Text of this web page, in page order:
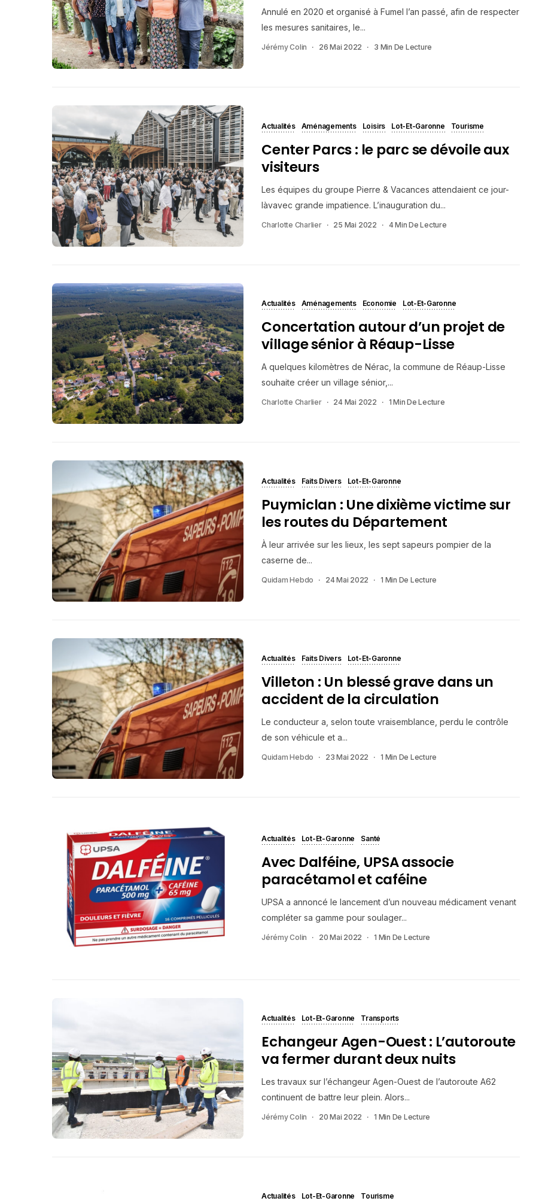
Annulé en 2020 et organisé à Fumel l’an passé, afin de respecter
les mesures sanitaires, le...
Jérémy Colin 26 Mai 2022 3 Min De Lecture
Actualités Aménagements Loisirs Lot-Et-Garonne Tourisme
Center Parcs : le parc se dévoile aux
visiteurs
Les équipes du groupe Pierre & Vacances attendaient ce jour-
làvavec grande impatience. L’inauguration du...
Charlotte Charlier 25 Mai 2022 4 Min De Lecture
Actualités Aménagements Economie Lot-Et-Garonne
Concertation autour d’un projet de
village sénior à Réaup-Lisse
A quelques kilomètres de Nérac, la commune de Réaup-Lisse
souhaite créer un village sénior,...
Charlotte Charlier 24 Mai 2022 1 Min De Lecture
Actualités Faits Divers Lot-Et-Garonne
Puymiclan : Une dixième victime sur
les routes du Département
À leur arrivée sur les lieux, les sept sapeurs pompier de la
caserne de...
Quidam Hebdo 24 Mai 2022 1 Min De Lecture
Actualités Faits Divers Lot-Et-Garonne
Villeton : Un blessé grave dans un
accident de la circulation
Le conducteur a, selon toute vraisemblance, perdu le contrôle
de son véhicule et a...
Quidam Hebdo 23 Mai 2022 1 Min De Lecture
Actualités Lot-Et-Garonne Santé
Avec Dalféine, UPSA associe
paracétamol et caféine
UPSA a annoncé le lancement d’un nouveau médicament venant
compléter sa gamme pour soulager...
Jérémy Colin 20 Mai 2022 1 Min De Lecture
Actualités Lot-Et-Garonne Transports
Echangeur Agen-Ouest : L’autoroute
va fermer durant deux nuits
Les travaux sur l’échangeur Agen-Ouest de l’autoroute A62
continuent de battre leur plein. Alors...
Jérémy Colin 20 Mai 2022 1 Min De Lecture
Actualités Lot-Et-Garonne Tourisme